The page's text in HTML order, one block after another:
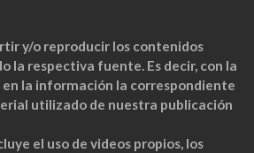
y/o reproducir los contenidos
la respectiva fuente. Es decir, con la
la información la correspondiente
utilizado de nuestra publicación
el uso de videos propios, los